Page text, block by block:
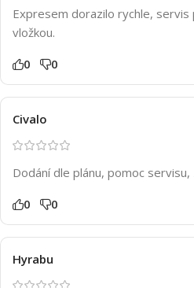
Expresem dorazilo rychle, servis
vložkou.
0 0
Civalo
Dodání dle plánu, pomoc
0 0
Hyrabu